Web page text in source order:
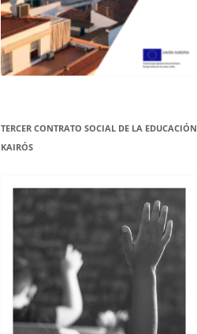
TERCER CONTRATO SOCIAL DE LA EDUCACIÓN
KAIRÓS